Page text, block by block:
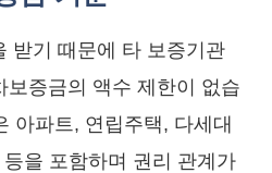
받기 때문에 타 보증기관
보증금의 액수 제한이 없습
아파트, 연립주택, 다세대
을 포함하며 권리 관계가